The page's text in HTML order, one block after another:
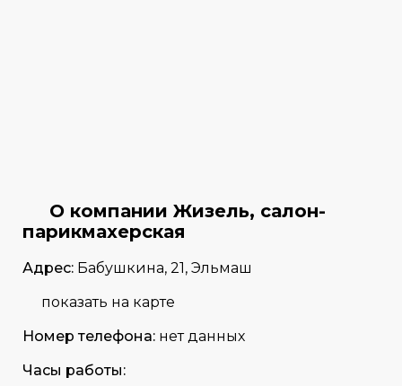
О компании Жизель, салон-
парикмахерская
Адрес: Бабушкина, 21, Эльмаш
показать на карте
Номер телефона: нет данных
Часы работы: